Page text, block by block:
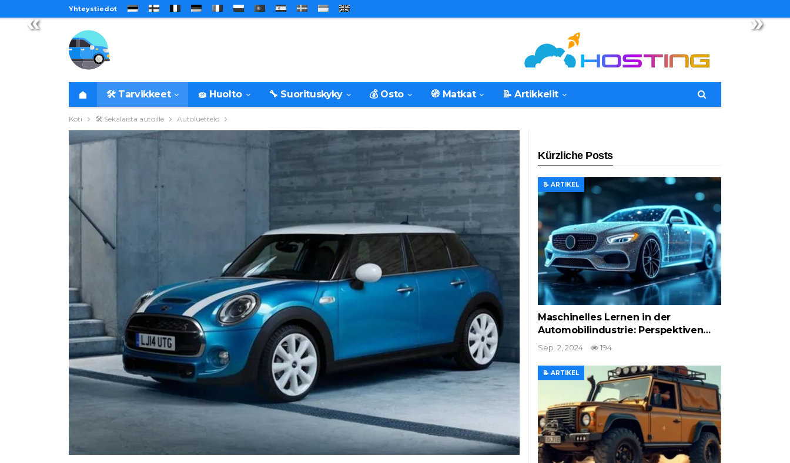
« »
Yhteystiedot
🛠️ Tarvikkeet 🧽 Huolto 🔧 Suorituskyky 💰 Osto 🧭 Matkat 📝 Artikkelit
Koti 🛠️ Sekalaista autoille Autoluettelo
Kürzliche Posts
📝 ARTIKEL
Maschinelles Lernen in der
Automobilindustrie: Perspektiven…
Sep. 2, 2024 194
📝 ARTIKEL